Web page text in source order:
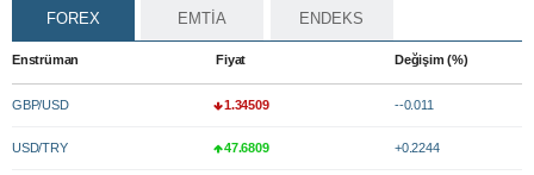
FOREX EMTİA ENDEKS
Enstrüman Fiyat Değişim (%)
GBP/USD 1.34509 --0.011
USD/TRY 47.6809 +0.2244